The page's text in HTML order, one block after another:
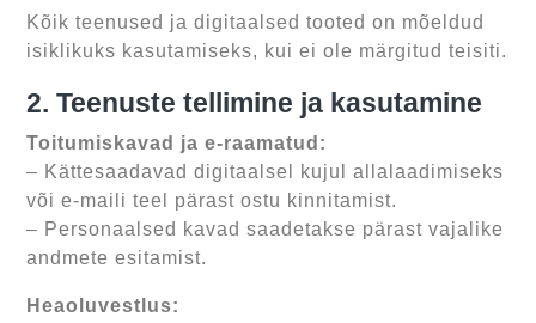
Kõik teenused ja digitaalsed tooted on mõeldud
isiklikuks kasutamiseks, kui ei ole märgitud teisiti.
2. Teenuste tellimine ja kasutamine
Toitumiskavad ja e-raamatud:
– Kättesaadavad digitaalsel kujul allalaadimiseks
või e-maili teel pärast ostu kinnitamist.
– Personaalsed kavad saadetakse pärast vajalike
andmete esitamist.
Heaoluvestlus: